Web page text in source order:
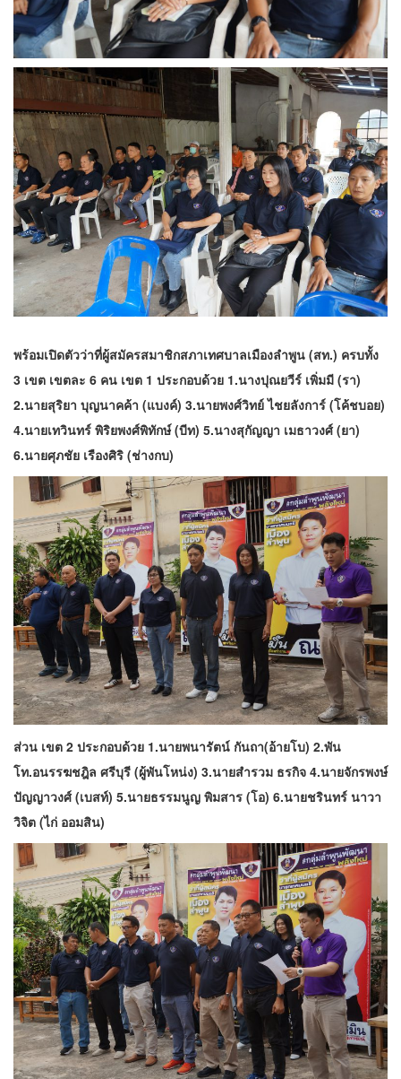
พร้อมเปิดตัวว่าที่ผู้สมัครสมาชิกสภาเทศบาลเมืองลำพูน (สท.) ครบทั้ง
3 เขต เขตละ 6 คน เขต 1 ประกอบด้วย 1.นางปุณยวีร์ เพิ่มมี (รา)
2.นายสุริยา บุญนาคค้า (แบงค์) 3.นายพงศ์วิทย์ ไชยลังการ์ (โค้ชบอย)
4.นายเทวินทร์ พิริยพงศ์พิทักษ์ (บีท) 5.นางสุกัญญา เมธาวงศ์ (ยา)
6.นายศุภชัย เรืองศิริ (ช่างกบ)
ส่วน เขต 2 ประกอบด้วย 1.นายพนารัตน์ กันถา(อ้ายโบ) 2.พัน
โท.อนรรฆชฎิล ศรีบุรี (ผู้พันโหน่ง) 3.นายสำรวม ธรกิจ 4.นายจักรพงษ์
ปัญญาวงศ์ (เบสท์) 5.นายธรรมนูญ พิมสาร (โอ) 6.นายชรินทร์ นาวา
วิจิต (ไก่ ออมสิน)